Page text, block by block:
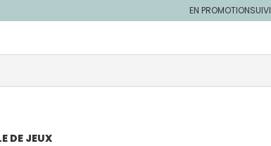
EN PROMOTION
DE JEUX